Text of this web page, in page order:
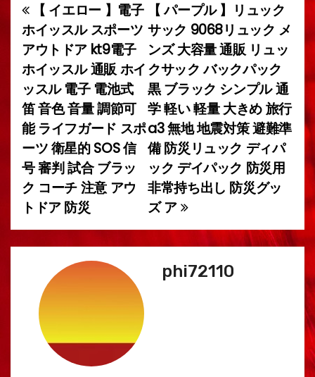
投
稿
ナ
ビ
ゲ
ー
シ
ョ
ン
【 パープル 】リュック
サック 9068リュック メ
ンズ 大容量 通販 リュッ
クサック バックパック
黒 ブラック シンプル 通
学 軽い 軽量 大きめ 旅行
a3 無地 地震対策 避難準
備 防災リュック ディパ
ック デイパック 防災用
非常持ち出し 防災グッ
ズ ア
【 イエロー 】電子
ホイッスル スポーツ
アウトドア kt9電子
ホイッスル 通販 ホイ
ッスル 電子 電池式
笛 音色 音量 調節可
能 ライフガード スポ
ーツ 衛星的 SOS 信
号 審判 試合 ブラッ
ク コーチ 注意 アウ
トドア 防災
phi72110